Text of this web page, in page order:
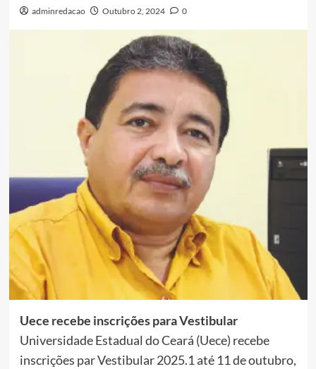
adminredacao Outubro 2, 2024 0
Uece recebe inscrições para Vestibular
Universidade Estadual do Ceará (Uece) recebe
inscrições par Vestibular 2025.1 até 11 de outubro,